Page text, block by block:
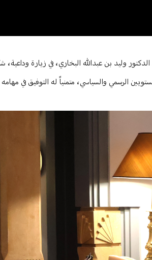
وليد بن عبدالله البخاري، في زيارة
الرسمي والسياسي، متمنياً له التوفيق في مهامه